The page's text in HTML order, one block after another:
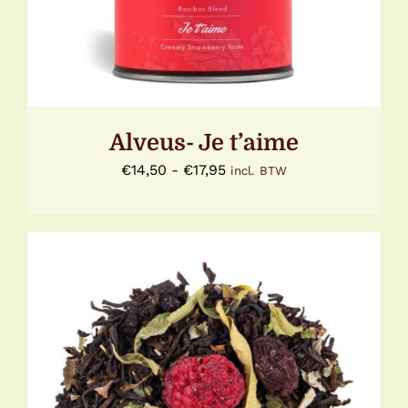
DEZE
OPTIE
KAN
GEKOZEN
WORDEN
OP
PRODUCTPAGINA
Alveus- Je t’aime
€14,50 - €17,95Prijsklasse:
incl. BTW